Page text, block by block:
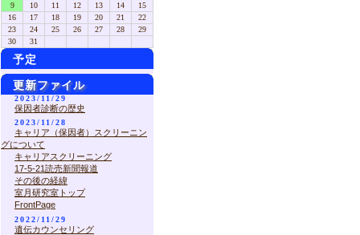
9
10 11 12 13 14
15
16
17 18 19 20 21
22
23
24 25 26 27 28
29
30
31
予定
更新ファイル
2023/11/29
保因者診断の歴史
2023/11/28
キャリア（保因者）スクリーニン
グについて
キャリアスクリーニング
17-5-21読売新聞報道
その後の経緯
室月研究室トップ
FrontPage
2022/11/29
遺伝カウンセリング